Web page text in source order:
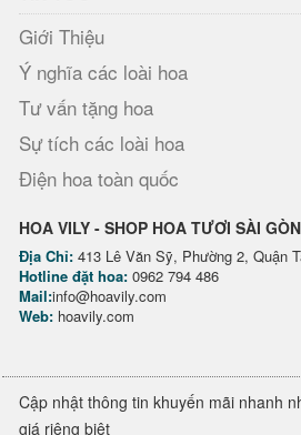
Giới Thiệu
Ý nghĩa các loài hoa
Tư vấn tặng hoa
Sự tích các loài hoa
Điện hoa toàn quốc
HOA VILY - SHOP HOA TƯƠI SÀI GÒN
Địa Chỉ: 413 Lê Văn Sỹ, Phường 2, Quận
Hotline đặt hoa: 0962 794 486
Mail:info@hoavily.com
Web: hoavily.com
Cập nhật thông tin khuyến mãi nhanh
giá riêng biệt